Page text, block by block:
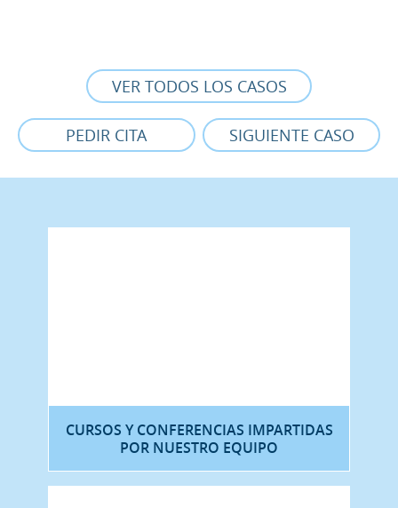
VER TODOS LOS CASOS
PEDIR CITA SIGUIENTE CASO
CURSOS Y CONFERENCIAS IMPARTIDAS
POR NUESTRO EQUIPO